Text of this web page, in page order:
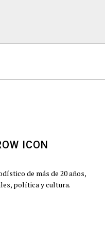
de más de 20 años,
política y cultura.